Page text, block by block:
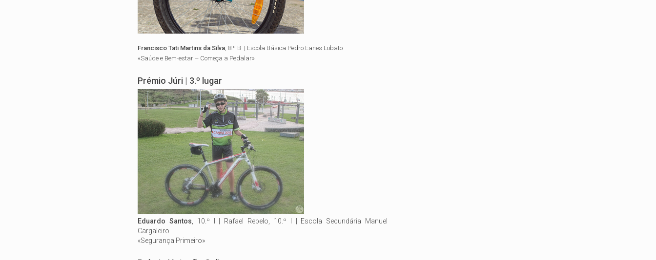
Francisco Tati Martins da Silva , 8.º B | Escola Básica Pedro Eanes Lobato
«Saúde e Bem-estar – Começa a Pedalar»
Prémio Júri | 3.º lugar
Eduardo Santos , 10.º I | Rafael Rebelo, 10.º I | Escola Secundária Manuel
Cargaleiro
​«Segurança Primeiro»